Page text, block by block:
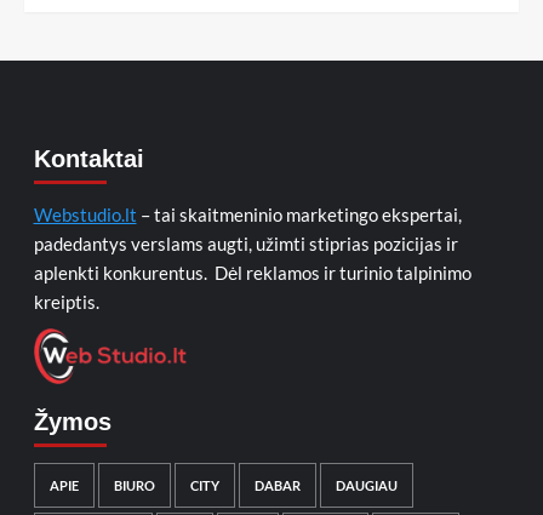
Kontaktai
Webstudio.lt – tai skaitmeninio marketingo ekspertai,
padedantys verslams augti, užimti stiprias pozicijas ir
aplenkti konkurentus. Dėl reklamos ir turinio talpinimo
kreiptis.
Žymos
APIE BIURO CITY DABAR DAUGIAU